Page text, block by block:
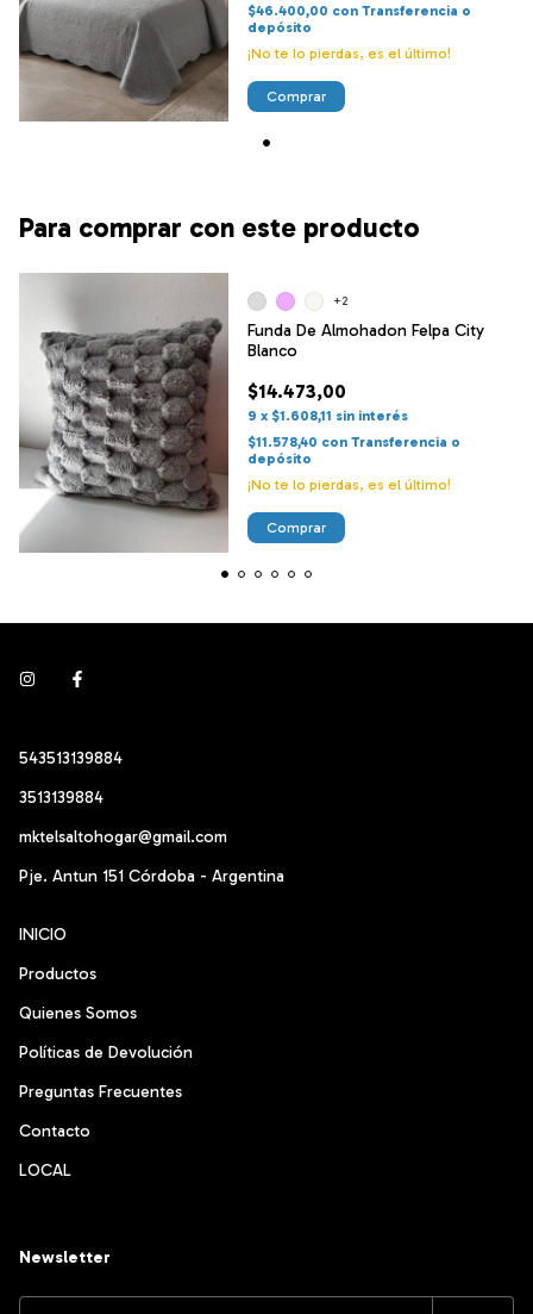
$46.400,00 con Transferencia o
depósito
¡No te lo pierdas, es el último!
Comprar
Para comprar con este producto
Funda De Almohadon Felpa City
Blanco
$14.473,00
9 x $1.608,11 sin interés
$11.578,40 con Transferencia o
depósito
¡No te lo pierdas, es el último!
+2
Comprar
543513139884
3513139884
mktelsaltohogar@gmail.com
Pje. Antun 151 Córdoba - Argentina
INICIO
Productos
Quienes Somos
Políticas de Devolución
Preguntas Frecuentes
Contacto
LOCAL
Newsletter